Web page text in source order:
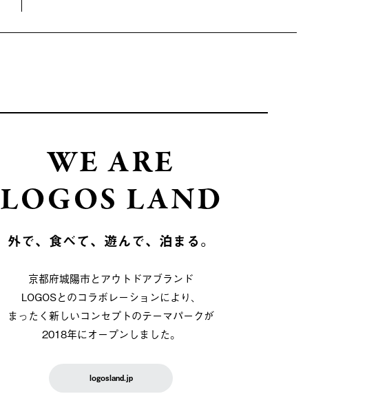
WE ARE
LOGOS LAND
外で、食べて、遊んで、泊まる。
京都府城陽市とアウトドアブランド
LOGOSとのコラボレーションにより、
まったく新しいコンセプトのテーマパークが
2018年にオープンしました。
logosland.jp